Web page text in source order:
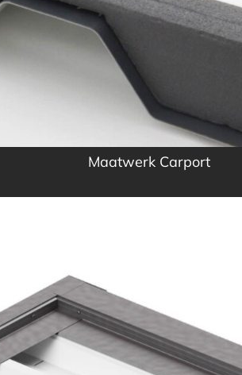
Maatwerk Carport